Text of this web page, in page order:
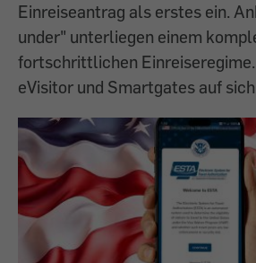
Einreiseantrag als erstes ein.
under" unterliegen einem
fortschrittlichen
eVisitor und Smartgates auf